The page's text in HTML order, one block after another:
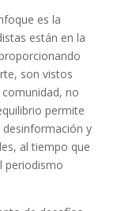
es la
están en la
son vistos
no
permite
y
al tiempo que
periodismo